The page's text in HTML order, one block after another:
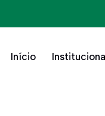
Início Institucional